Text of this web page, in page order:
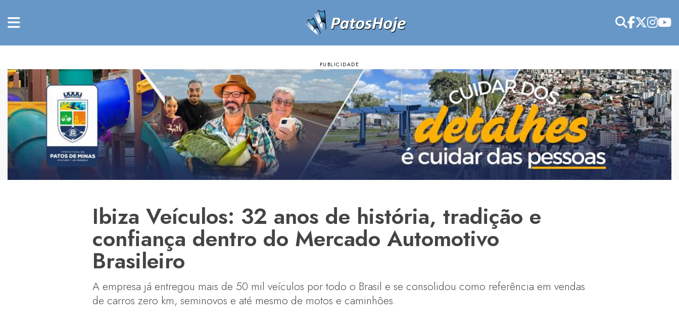
Ibiza Veículos: 32 anos de história, tradição e
confiança dentro do Mercado Automotivo
Brasileiro
A empresa já entregou mais de 50 mil veículos por todo o Brasil e se consolidou como referência em vendas
de carros zero km, seminovos e até mesmo de motos e caminhões.